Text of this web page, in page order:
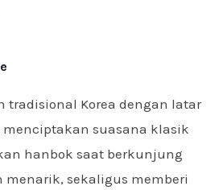
tradisional Korea dengan latar
menciptakan suasana klasik
hanbok saat berkunjung
sekaligus memberi